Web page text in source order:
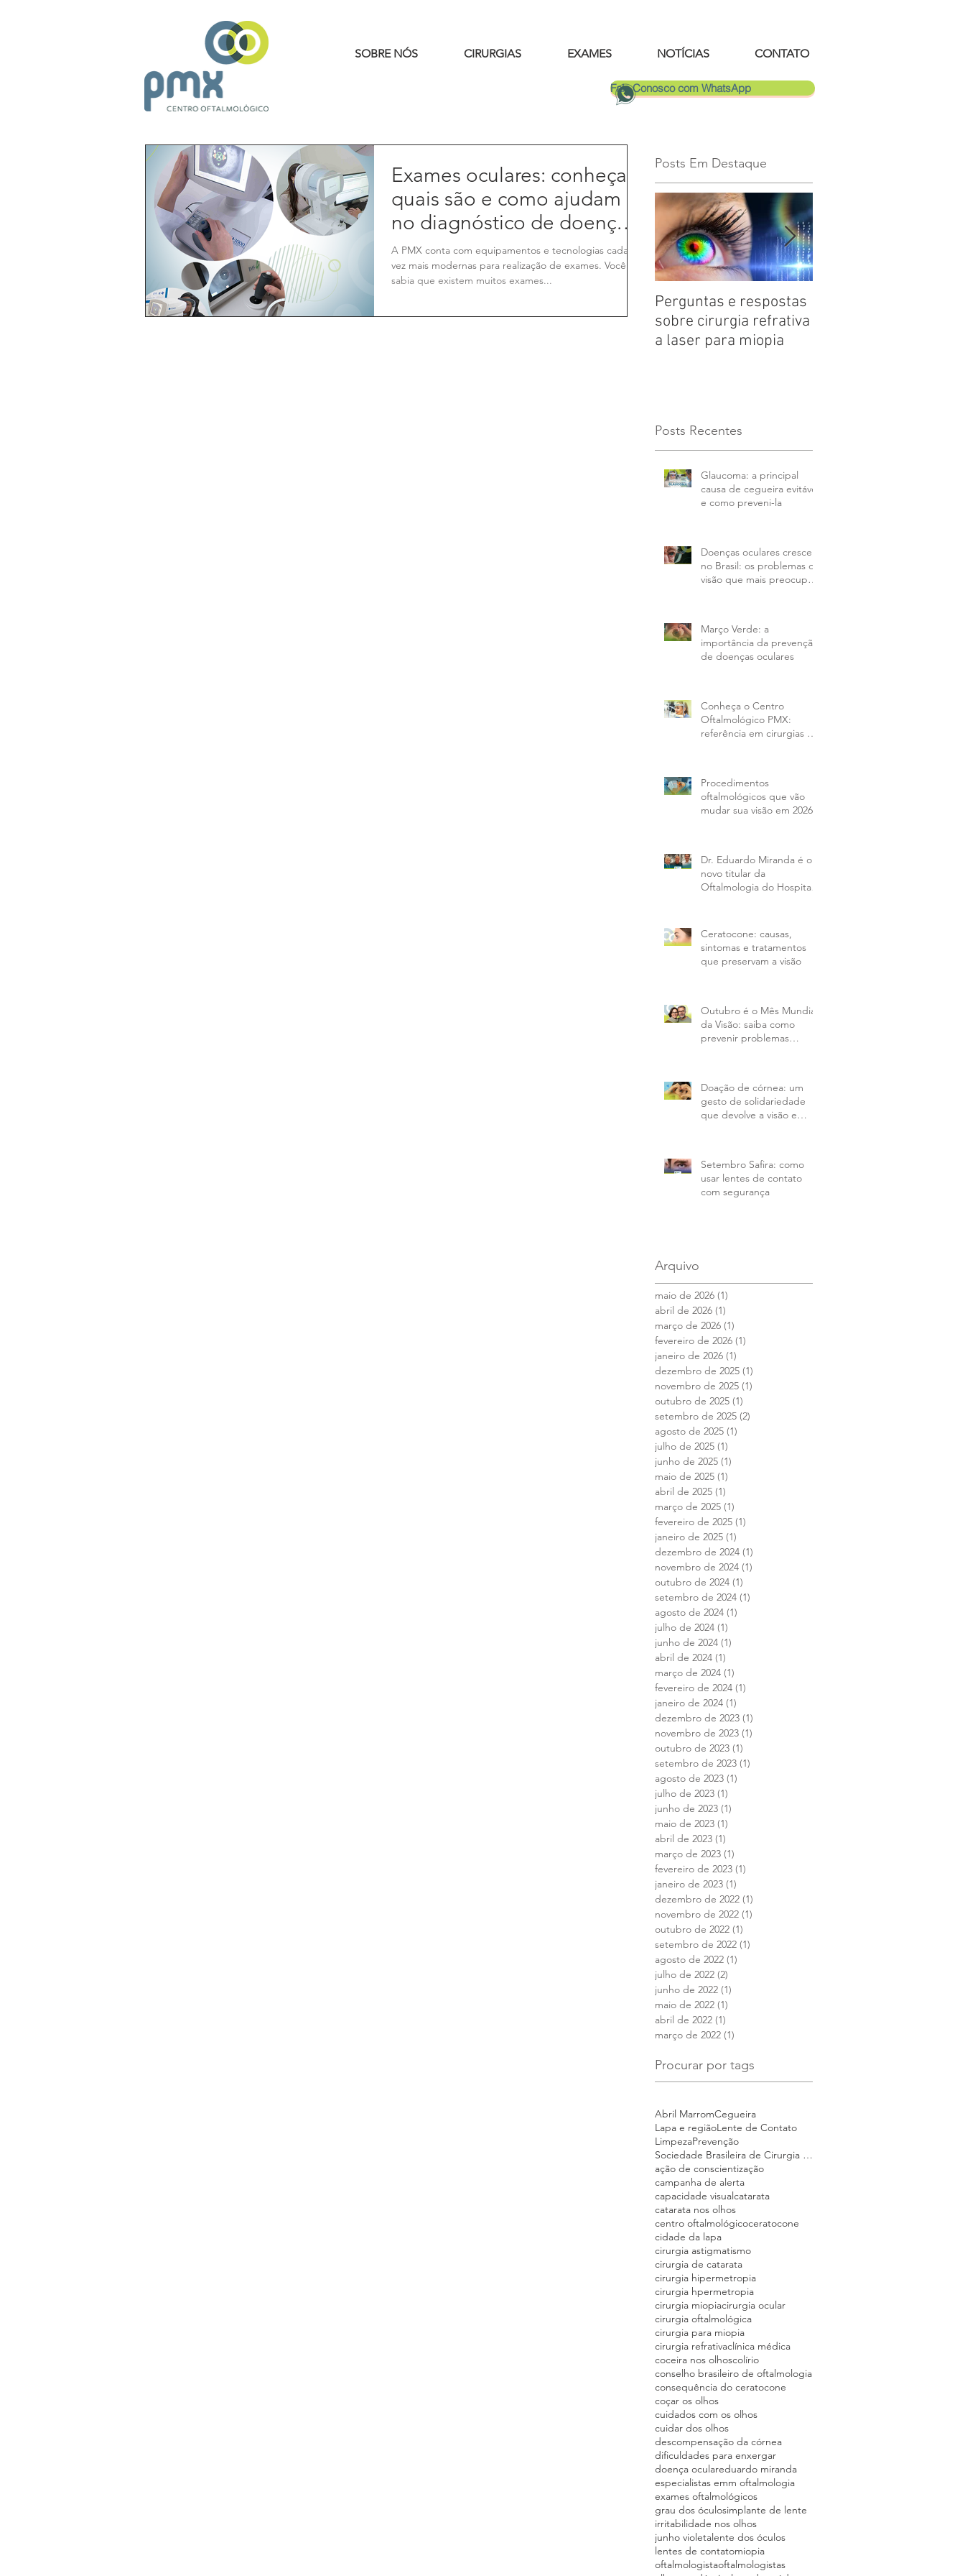
SOBRE NÓS CIRURGIAS EXAMES NOTÍCIAS CONTATO
Fale Conosco com WhatsApp
Exames oculares: conheça
quais são e como ajudam
no diagnóstico de doenças
nos olhos
A PMX conta com equipamentos e tecnologias cada
vez mais modernas para realização de exames. Você
sabia que existem muitos exames...
Posts Em Destaque
Perguntas e respostas
sobre cirurgia refrativa
a laser para miopia
Posts Recentes
Glaucoma: a principal
causa de cegueira evitável
e como preveni-la
Doenças oculares crescem
no Brasil: os problemas de
visão que mais preocupam
Março Verde: a
importância da prevenção
de doenças oculares
Conheça o Centro
Oftalmológico PMX:
referência em cirurgias e
Procedimentos
oftalmológicos que vão
mudar sua visão em 2026
Dr. Eduardo Miranda é o
novo titular da
Oftalmologia do Hospital
Ceratocone: causas,
sintomas e tratamentos
que preservam a visão
Outubro é o Mês Mundial
da Visão: saiba como
prevenir problemas
Doação de córnea: um
gesto de solidariedade
que devolve a visão e
Setembro Safira: como
usar lentes de contato
com segurança
Arquivo
maio de 2026 (1)
abril de 2026 (1)
março de 2026 (1)
fevereiro de 2026 (1)
janeiro de 2026 (1)
dezembro de 2025 (1)
novembro de 2025 (1)
outubro de 2025 (1)
setembro de 2025 (2)
agosto de 2025 (1)
julho de 2025 (1)
junho de 2025 (1)
maio de 2025 (1)
abril de 2025 (1)
março de 2025 (1)
fevereiro de 2025 (1)
janeiro de 2025 (1)
dezembro de 2024 (1)
novembro de 2024 (1)
outubro de 2024 (1)
setembro de 2024 (1)
agosto de 2024 (1)
julho de 2024 (1)
junho de 2024 (1)
abril de 2024 (1)
março de 2024 (1)
fevereiro de 2024 (1)
janeiro de 2024 (1)
dezembro de 2023 (1)
novembro de 2023 (1)
outubro de 2023 (1)
setembro de 2023 (1)
agosto de 2023 (1)
julho de 2023 (1)
junho de 2023 (1)
maio de 2023 (1)
abril de 2023 (1)
março de 2023 (1)
fevereiro de 2023 (1)
janeiro de 2023 (1)
dezembro de 2022 (1)
novembro de 2022 (1)
outubro de 2022 (1)
setembro de 2022 (1)
agosto de 2022 (1)
julho de 2022 (2)
junho de 2022 (1)
maio de 2022 (1)
abril de 2022 (1)
março de 2022 (1)
Procurar por tags
Abril MarromCegueira
Lapa e regiãoLente de Contato
LimpezaPrevenção
Sociedade Brasileira de Cirurgia Refrativa e Catar
ação de conscientização
campanha de alerta
capacidade visualcatarata
catarata nos olhos
centro oftalmológicoceratocone
cidade da lapa
cirurgia astigmatismo
cirurgia de catarata
cirurgia hipermetropia
cirurgia hpermetropia
cirurgia miopiacirurgia ocular
cirurgia oftalmológica
cirurgia para miopia
cirurgia refrativaclínica médica
coceira nos olhoscolírio
conselho brasileiro de oftalmologia
consequência do ceratocone
coçar os olhos
cuidados com os olhos
cuidar dos olhos
descompensação da córnea
dificuldades para enxergar
doença oculareduardo miranda
especialistas emm oftalmologia
exames oftalmológicos
grau dos óculosimplante de lente
irritabilidade nos olhos
junho violetalente dos óculos
lentes de contatomiopia
oftalmologistaoftalmologistas